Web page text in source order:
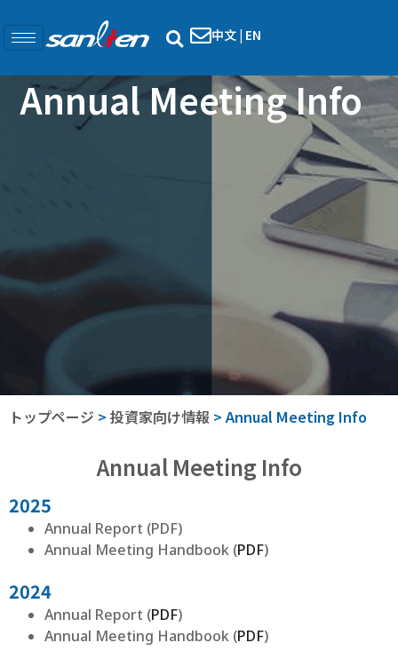
中文 | EN
Annual Meeting Info
トップページ > 投資家向け情報 >Annual Meeting Info
Annual Meeting Info
2025
Annual Report (PDF)
Annual Meeting Handbook (PDF)
2024
Annual Report (PDF)
Annual Meeting Handbook (PDF)